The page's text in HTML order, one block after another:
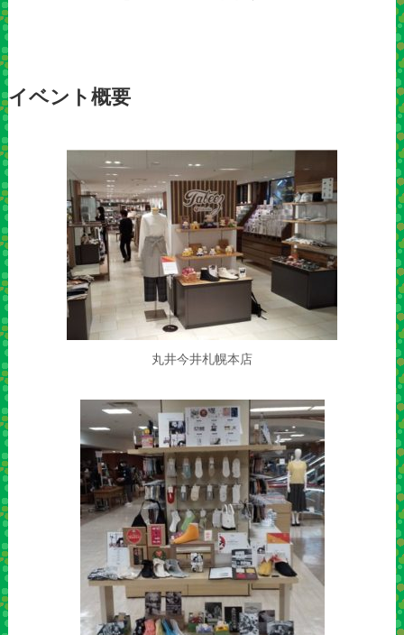
イベント概要
丸井今井札幌本店